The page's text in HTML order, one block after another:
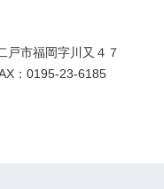
戸市福岡字川又４７
：0195-23-6185